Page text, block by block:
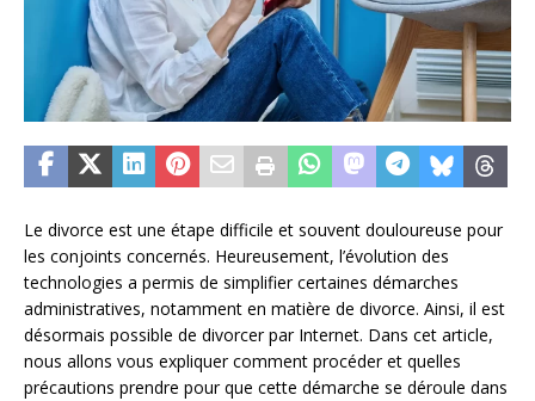
Le divorce est une étape difficile et souvent douloureuse pour
les conjoints concernés. Heureusement, l’évolution des
technologies a permis de simplifier certaines démarches
administratives, notamment en matière de divorce. Ainsi, il est
désormais possible de divorcer par Internet. Dans cet article,
nous allons vous expliquer comment procéder et quelles
précautions prendre pour que cette démarche se déroule dans